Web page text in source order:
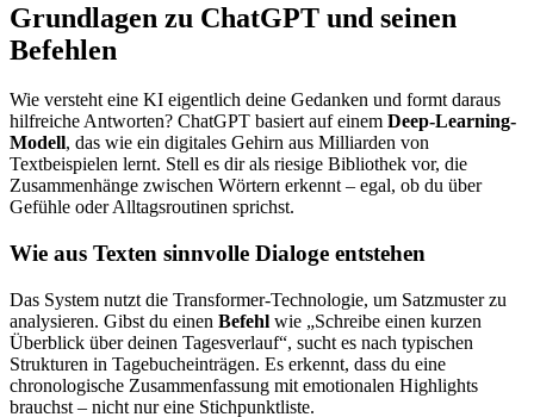
Grundlagen zu ChatGPT und seinen
Befehlen
Wie versteht eine KI eigentlich deine Gedanken und formt daraus
hilfreiche Antworten? ChatGPT basiert auf einem Deep-Learning-
Modell, das wie ein digitales Gehirn aus Milliarden von
Textbeispielen lernt. Stell es dir als riesige Bibliothek vor, die
Zusammenhänge zwischen Wörtern erkennt – egal, ob du über
Gefühle oder Alltagsroutinen sprichst.
Wie aus Texten sinnvolle Dialoge entstehen
Das System nutzt die Transformer-Technologie, um Satzmuster zu
analysieren. Gibst du einen Befehl wie „Schreibe einen kurzen
Überblick über deinen Tagesverlauf“, sucht es nach typischen
Strukturen in Tagebucheinträgen. Es erkennt, dass du eine
chronologische Zusammenfassung mit emotionalen Highlights
brauchst – nicht nur eine Stichpunktliste.